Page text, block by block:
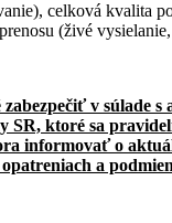
celková kvalita
(živé
v súlade s
SR, ktoré sa
informovať o
a